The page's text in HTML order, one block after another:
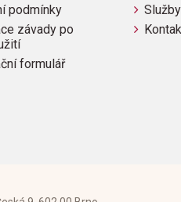
podmínky
závady po
formulář
Služby